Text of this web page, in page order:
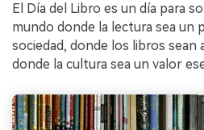
El Día del Libro es un día para
mundo donde la lectura sea un
sociedad, donde los libros sean
donde la cultura sea un valor